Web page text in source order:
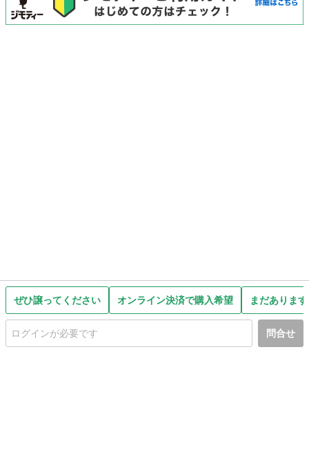
ぜひ譲ってください オンライン決済で購入希望 まだありま
問合せ